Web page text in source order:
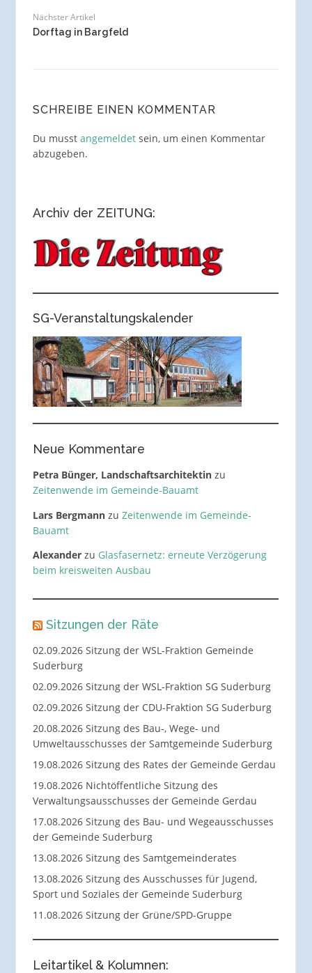
Nächster Artikel
Dorftag in Bargfeld
SCHREIBE EINEN KOMMENTAR
Du musst angemeldetsein, um einen Kommentar
abzugeben.
Archiv der ZEITUNG:
SG-Veranstaltungskalender
Neue Kommentare
Petra Bünger, Landschaftsarchitektinzu
Zeitenwende im Gemeinde-Bauamt
Lars Bergmannzu Zeitenwende im Gemeinde-
Bauamt
Alexanderzu Glasfasernetz: erneute Verzögerung
beim kreisweiten Ausbau
Sitzungen der Räte
02.09.2026 Sitzung der WSL-Fraktion Gemeinde
Suderburg
02.09.2026 Sitzung der WSL-Fraktion SG Suderburg
02.09.2026 Sitzung der CDU-Fraktion SG Suderburg
20.08.2026 Sitzung des Bau-, Wege- und
Umweltausschusses der Samtgemeinde Suderburg
19.08.2026 Sitzung des Rates der Gemeinde Gerdau
19.08.2026 Nichtöffentliche Sitzung des
Verwaltungsausschusses der Gemeinde Gerdau
17.08.2026 Sitzung des Bau- und Wegeausschusses
der Gemeinde Suderburg
13.08.2026 Sitzung des Samtgemeinderates
13.08.2026 Sitzung des Ausschusses für Jugend,
Sport und Soziales der Gemeinde Suderburg
11.08.2026 Sitzung der Grüne/SPD-Gruppe
Leitartikel & Kolumnen: